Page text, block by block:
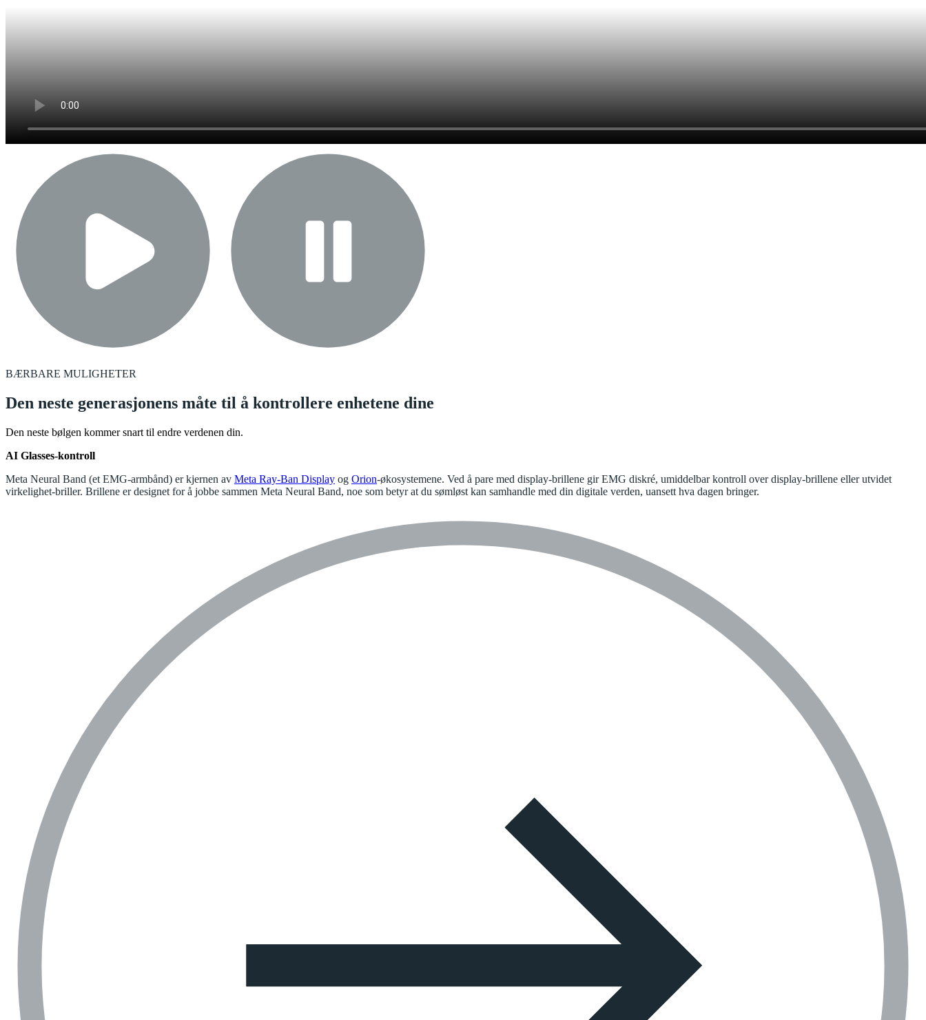
BÆRBARE MULIGHETER
Den neste generasjonens måte til å kontrollere enhetene dine
Den neste bølgen kommer snart til endre verdenen din.
AI Glasses-kontroll
Meta Neural Band (et EMG-armbånd) er kjernen av Meta Ray-Ban Display og Orion-økosystemene. Ved å pare med display-brillene gir EMG diskré, umiddelbar kontroll over display-brillene eller utvidet
virkelighet-briller. Brillene er designet for å jobbe sammen Meta Neural Band, noe som betyr at du sømløst kan samhandle med din digitale verden, uansett hva dagen bringer.